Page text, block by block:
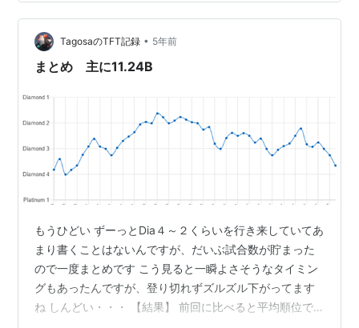
もツインショットにしてもしんどい ・チョガスを中心と
したミュータントもしんどい ・デボネアタロンはまだい
けそう といった印象でした。 マスターはまた強い人たち
ばかりで全然違うかもしれないので楽しみです。 リンク
TagosaのTFT記録 • 5年前
まとめ 主に11.24B
もうひどい ずーっとDia４～２くらいを行き来していてあ
まり書くことはないんですが、だいぶ試合数が貯まった
ので一度まとめです こう見ると一瞬よさそうなタイミン
グもあったんですが、登り切れずズルズル下がってます
ね しんどい・・・ 【結果】 前回に比べると平均順位で